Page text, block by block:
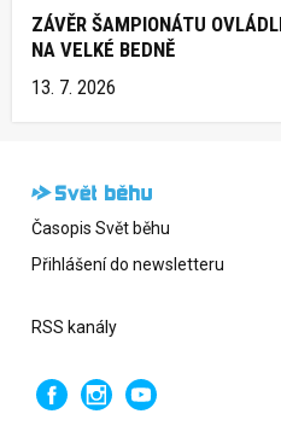
ZÁVĚR ŠAMPIONÁTU
NA VELKÉ BEDNĚ
13. 7. 2026
Časopis Svět běhu
Přihlášení do newsletteru
RSS kanály